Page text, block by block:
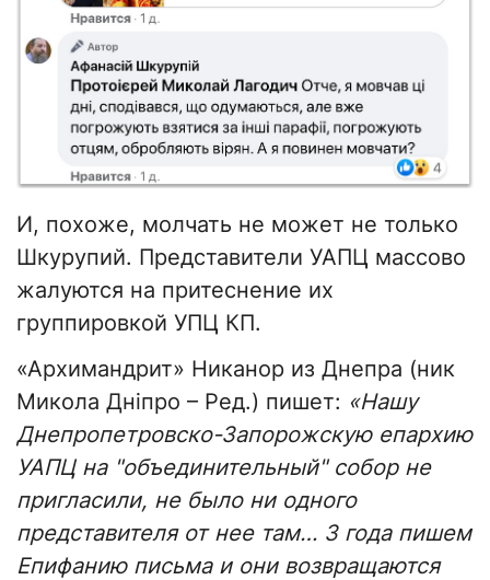
И, похоже, молчать не может не только
Шкурупий. Представители УАПЦ массово
жалуются на притеснение их
группировкой УПЦ КП.
«Архимандрит» Никанор из Днепра (ник
Микола Дніпро – Ред.) пишет: «Нашу
Днепропетровско-Запорожскую епархию
УАПЦ на "объединительный" собор не
пригласили, не было ни одного
представителя от нее там… 3 года пишем
Епифанию письма и они возвращаются